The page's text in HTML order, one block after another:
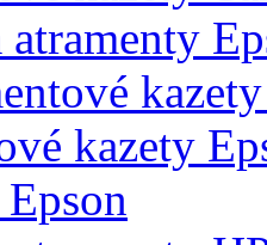
atramenty
kazety